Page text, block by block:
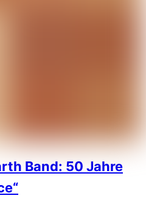
Band: 50 Jahre